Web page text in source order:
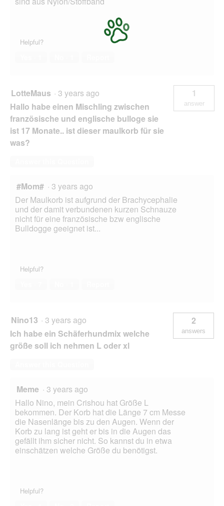
Helpful?
LotteMaus · 3 years ago
Hallo habe einen Mischling zwischen
französische und englische bulloge sie
ist 17 Monate.. ist dieser maulkorb für sie
was?
1
answer
#Mom# · 3 years ago
Der Maulkorb ist aufgrund der Brachycephalie
und der damit verbundenen kurzen Schnauze
nicht für eine französische bzw englische
Bulldogge geeignet ist...
Helpful?
Nino13 · 3 years ago
Ich habe ein Schäferhundmix welche
größe soll ich nehmen L oder xl
2
answers
Meme · 3 years ago
Hallo Nino, mein Crishou hat Größe L
bekommen. Der Korb hat die Länge 7 cm Messe
die Nasenlänge bis zu den Augen. Wenn der
Korb zu lang ist geht er bis in die Augen das
gefällt ihm sicher nicht. So kannst du in etwa
einschätzen welche Größe du benötigst.
Helpful?